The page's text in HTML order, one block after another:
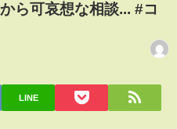
ら可哀想な相談... #コ
LINE